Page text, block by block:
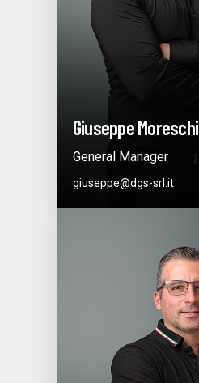
Giuseppe Moreschi
General Manager
giuseppe@dgs-srl.it